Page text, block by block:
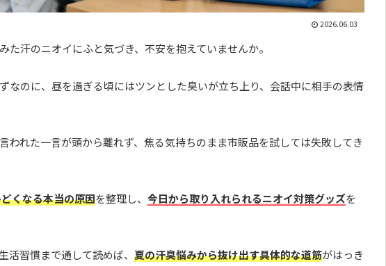
2026.06.03
た汗のニオイにふと気づき、不安を抱えていませんか。
なのに、昼を過ぎる頃にはツンとした臭いが立ち上り、会話中に相手の表情
われた一言が頭から離れず、焦る気持ちのまま市販品を試しては失敗してき
くなる本当の原因を整理し、 今日から取り入れられるニオイ対策グッズを
活習慣まで通して読めば、 夏の汗臭悩みから抜け出す具体的な道筋がはっき